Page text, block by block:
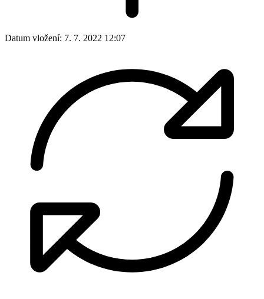
Datum vložení: 7. 7. 2022 12:07